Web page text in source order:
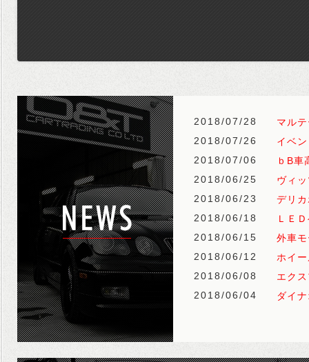
2018/07/28
マル
2018/07/26
イベ
2018/07/06
ｂB
2018/06/25
ヴィ
2018/06/23
デリ
2018/06/18
ＬＥ
2018/06/15
外車
2018/06/12
ホイ
2018/06/08
エク
2018/06/04
ダイ